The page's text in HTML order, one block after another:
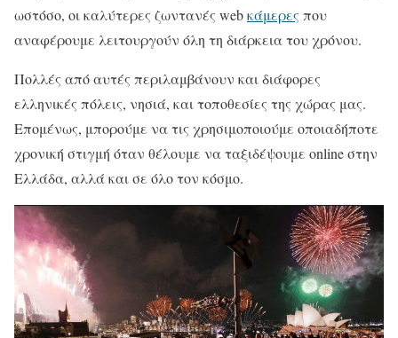
ωστόσο, οι καλύτερες ζωντανές webκάμερες που
αναφέρουμε λειτουργούν όλη τη διάρκεια του χρόνου.
Πολλές από αυτές περιλαμβάνουν και διάφορες
ελληνικές πόλεις, νησιά, και τοποθεσίες της χώρας μας.
Επομένως, μπορούμε να τις χρησιμοποιούμε οποιαδήποτε
χρονική στιγμή όταν θέλουμε να ταξιδέψουμε online στην
Ελλάδα, αλλά και σε όλο τον κόσμο.